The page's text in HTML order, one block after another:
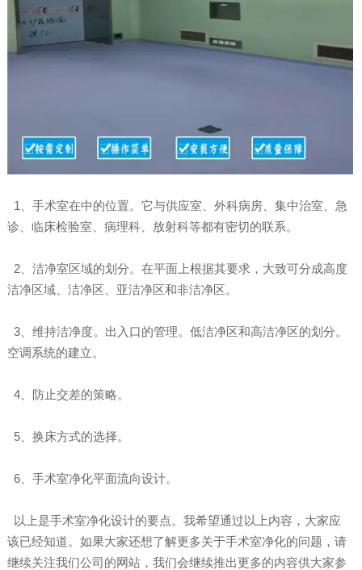
1、手术室在中的位置。它与供应室、外科病房、集中治室、急
诊、临床检验室、病理科、放射科等都有密切的联系。
2、洁净室区域的划分。在平面上根据其要求，大致可分成高度
洁净区域、洁净区、亚洁净区和非洁净区。
3、维持洁净度。出入口的管理。低洁净区和高洁净区的划分。
空调系统的建立。
4、防止交差的策略。
5、换床方式的选择。
6、手术室净化平面流向设计。
以上是手术室净化设计的要点。我希望通过以上内容，大家应
该已经知道。如果大家还想了解更多关于手术室净化的问题，请
继续关注我们公司的网站，我们会继续推出更多的内容供大家参